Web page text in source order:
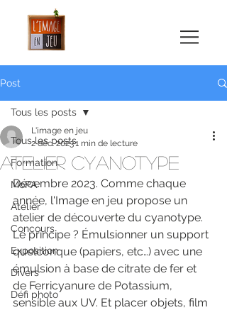
Post
Tous les posts
Formation
MoPA
Atelier
Concours
Exposition
Divers
Défi photo
Tous les posts
Atelier cyanotype
L'image en jeu
2 déc. 20231 min de lecture
Décembre 2023. Comme chaque
année, l'Image en jeu propose un
atelier de découverte du cyanotype.
Le principe ? Émulsionner un support
quelconque (papiers, etc…) avec une
émulsion à base de citrate de fer et
de Ferricyanure de Potassium,
sensible aux UV. Et placer objets, film